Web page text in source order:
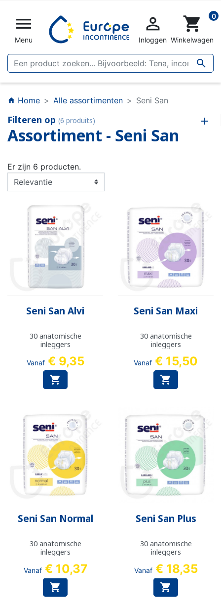

Menu


Inloggen
shopping_cart 0
Winkelwagen
home Home Alle assortimenten Seni San
Filteren op (6 produits)
Assortiment - Seni San
Er zijn 6 producten.
Seni San Alvi
30 anatomische
inleggers
Vanaf € 9,35

Seni San Maxi
30 anatomische
inleggers
Vanaf € 15,50

Seni San Normal
30 anatomische
inleggers
Vanaf € 10,37

Seni San Plus
30 anatomische
inleggers
Vanaf € 18,35
